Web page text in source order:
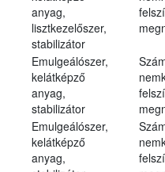
anyag,
lisztkezelőszer,
stabilizátor
Emulgeálószer,
kelátképző
anyag,
stabilizátor
Emulgeálószer,
kelátképző
anyag,